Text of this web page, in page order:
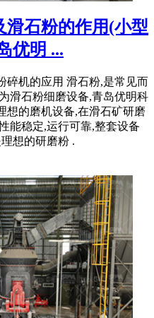
滑石粉的作用(小型
优明 ...
碎机的应用 滑石粉,是常见而
滑石粉细磨设备,青岛优明科
想的磨机设备,在滑石矿研磨
能稳定,运行可靠,整套设备
想的研磨粉 .